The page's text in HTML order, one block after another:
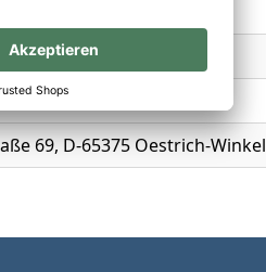
69, D-65375 Oestrich-Winkel